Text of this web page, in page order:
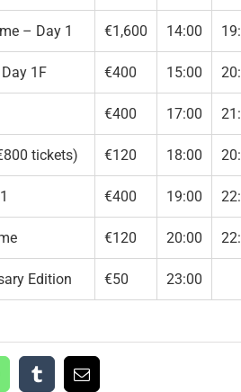
– Day 1 €1,600 14:00
1F €400 15:00
€400 17:00
tickets) €120 18:00
€400 19:00
€120 20:00
Edition €50 23:00